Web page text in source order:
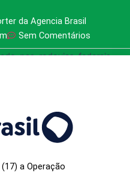
da Agencia Brasil
Sem Comentários
a Operação